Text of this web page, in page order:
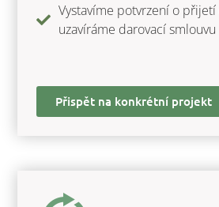
Vystavíme potvrzení o
uzavíráme darovací smlouvu
Přispět na konkrétní projekt